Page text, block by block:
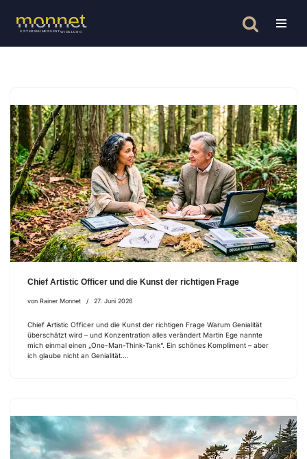
Zum
Chief Artistic Officer und die Kunst der richtigen Frage
von Rainer Monnet 27. Juni 2026
Chief Artistic Officer und die Kunst der richtigen Frage Warum Genialität
überschätzt wird – und Konzentration alles verändert Martin Ege nannte
mich einmal einen „One-Man-Think-Tank“. Ein schönes Kompliment – aber
ich glaube nicht an Genialität.…